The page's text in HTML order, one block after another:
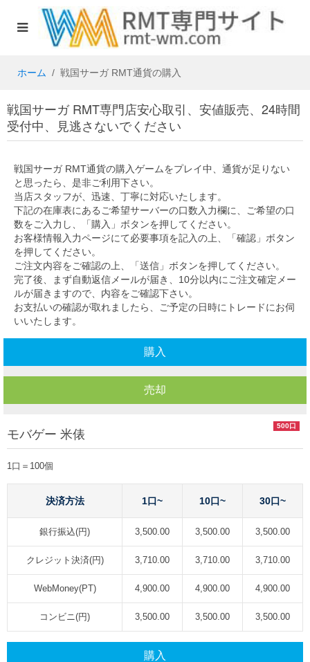
ホーム 戦国サーガ RMT通貨の購入
戦国サーガ RMT専門店安心取引、安値販売、24時間
受付中、見逃さないでください
戦国サーガ RMT通貨の購入ゲームをプレイ中、通貨が足りない
と思ったら、是非ご利用下さい。
当店スタッフが、迅速、丁寧に対応いたします。
下記の在庫表にあるご希望サーバーの口数入力欄に、ご希望の口
数をご入力し、「購入」ボタンを押してください。
お客様情報入力ページにて必要事項を記入の上、「確認」ボタン
を押してください。
ご注文内容をご確認の上、「送信」ボタンを押してください。
完了後、まず自動返信メールが届き、10分以内にご注文確定メー
ルが届きますので、内容をご確認下さい。
お支払いの確認が取れましたら、ご予定の日時にトレードにお伺
いいたします。
購入
売却
500口
モバゲー 米俵
1口＝100個
決済方法 1口~ 10口~ 30口~
銀行振込(円) 3,500.00 3,500.00 3,500.00
クレジット決済(円) 3,710.00 3,710.00 3,710.00
WebMoney(PT) 4,900.00 4,900.00 4,900.00
コンビニ(円) 3,500.00 3,500.00 3,500.00
購入